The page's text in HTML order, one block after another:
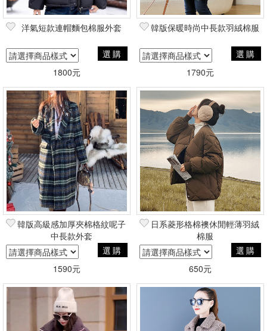
洋氣短款連帽麵包棉服外套
選購
1800元
韓版保暖時尚中長款羽絨棉服
選購
1790元
韓版高級感加厚夾棉格紋呢子
中長款外套
選購
1590元
日系菱形格棉襖休閒輕薄羽絨
棉服
選購
650元